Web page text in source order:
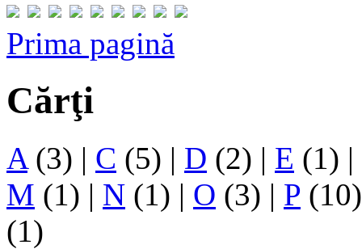
Prima pagină
Cărţi
A(3) | C (5) | D (2) | E (1) |
M (1) | N (1) | O (3) | P
(1)